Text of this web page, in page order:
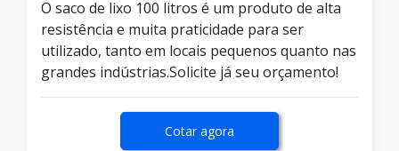
O saco de lixo 100 litros é um produto de alta
resistência e muita praticidade para ser
utilizado, tanto em locais pequenos quanto nas
grandes indústrias.Solicite já seu orçamento!
Cotar agora